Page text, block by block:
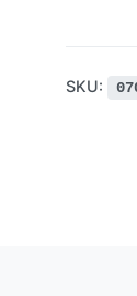
SKU: